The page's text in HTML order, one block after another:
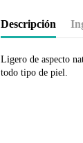
Descripción
Ligero de aspecto
todo tipo de piel.